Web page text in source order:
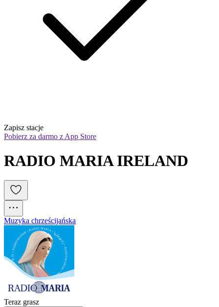
Zapisz stacje
Pobierz za darmo z App Store
RADIO MARIA IRELAND
Muzyka chrześcijańska
Teraz grasz